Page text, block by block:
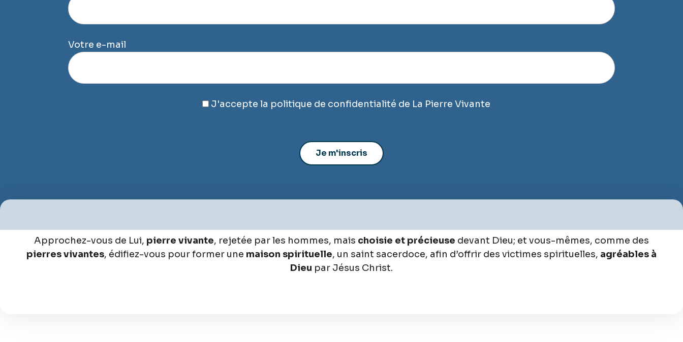
Votre e-mail
J'accepte la politique de confidentialité de La Pierre Vivante
Approchez-vous de Lui, pierre vivante, rejetée par les hommes, mais choisie et précieuse devant Dieu; et vous-mêmes, comme des
pierres vivantes, édifiez-vous pour former une maison spirituelle, un saint sacerdoce, afin d’offrir des victimes spirituelles, agréables à
Dieu par Jésus Christ.